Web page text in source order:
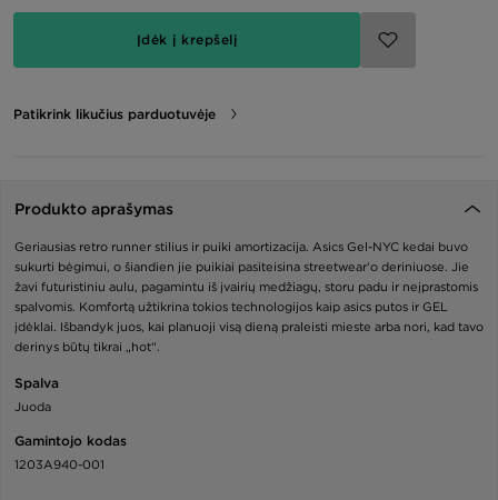
Įdėk į krepšelį
Patikrink likučius parduotuvėje
Produkto aprašymas
Geriausias retro runner stilius ir puiki amortizacija. Asics Gel-NYC kedai buvo
sukurti bėgimui, o šiandien jie puikiai pasiteisina streetwear‘o deriniuose. Jie
žavi futuristiniu aulu, pagamintu iš įvairių medžiagų, storu padu ir neįprastomis
spalvomis. Komfortą užtikrina tokios technologijos kaip asics putos ir GEL
įdėklai. Išbandyk juos, kai planuoji visą dieną praleisti mieste arba nori, kad tavo
derinys būtų tikrai „hot“.
Spalva
Juoda
Gamintojo kodas
1203A940-001